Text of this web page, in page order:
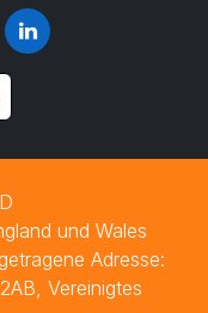
und Wales
Adresse:
Vereinigtes